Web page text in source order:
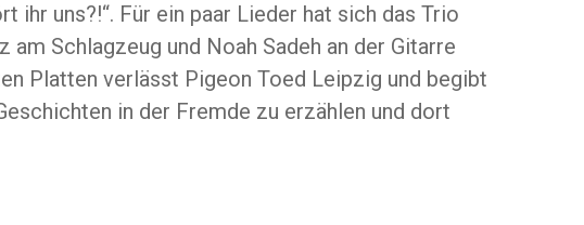
ihr uns?!“. Für ein paar Lieder hat sich das Trio
Schlagzeug und Noah Sadeh an der Gitarre
Platten verlässt Pigeon Toed Leipzig und begibt
in der Fremde zu erzählen und dort